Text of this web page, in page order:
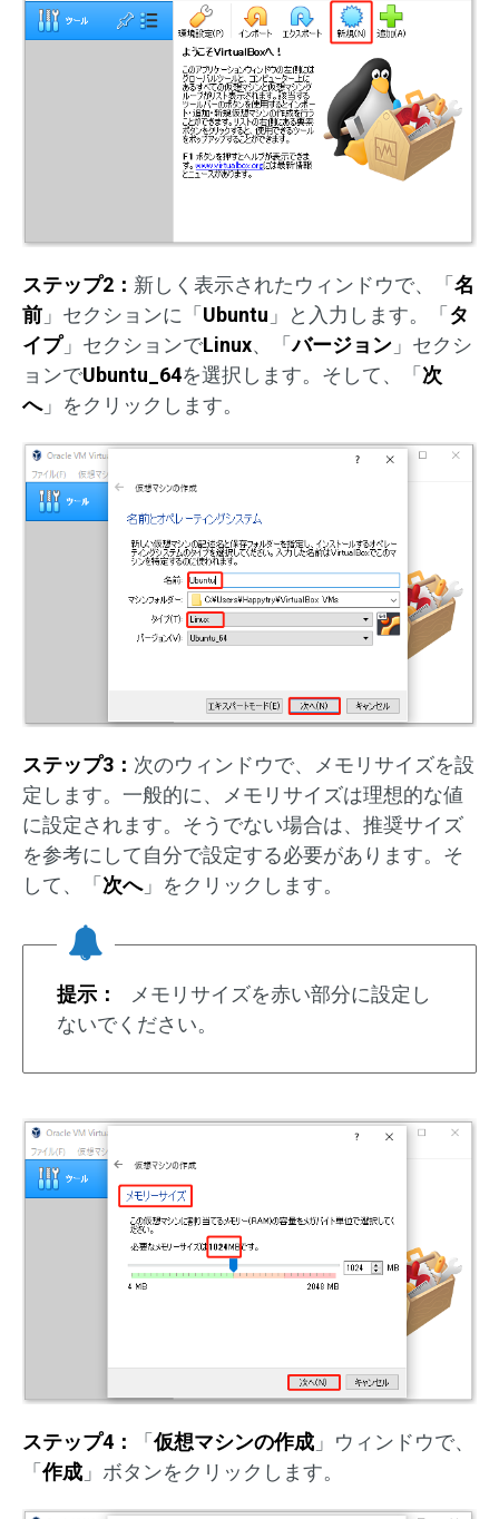
ステップ2： 新しく表示されたウィンドウで、「 名
前 」セクションに「 Ubuntu 」と入力します。「 タ
イプ」セクションでLinux、「バージョン 」セクシ
ョンでUbuntu_64を選択します。そして、「 次
へ」をクリックします。
ステップ3： 次のウィンドウで、メモリサイズを設
定します。一般的に、メモリサイズは理想的な値
に設定されます。そうでない場合は、推奨サイズ
を参考にして自分で設定する必要があります。そ
して、「次へ」をクリックします。
提示：
メモリサイズを赤い部分に設定し
ないでください。
ステップ4： 「仮想マシンの作成 」ウィンドウで、
「作成 」ボタンをクリックします。